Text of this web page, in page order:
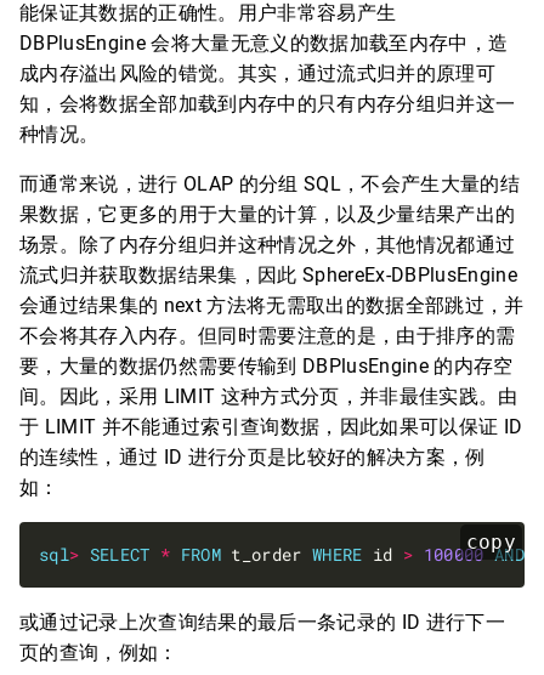
能保证其数据的正确性。用户非常容易产生
DBPlusEngine 会将大量无意义的数据加载至内存中，造
成内存溢出风险的错觉。其实，通过流式归并的原理可
知，会将数据全部加载到内存中的只有内存分组归并这一
种情况。
而通常来说，进行 OLAP 的分组 SQL，不会产生大量的结
果数据，它更多的用于大量的计算，以及少量结果产出的
场景。除了内存分组归并这种情况之外，其他情况都通过
流式归并获取数据结果集，因此 SphereEx-DBPlusEngine
会通过结果集的 next 方法将无需取出的数据全部跳过，并
不会将其存入内存。但同时需要注意的是，由于排序的需
要，大量的数据仍然需要传输到 DBPlusEngine 的内存空
间。因此，采用 LIMIT 这种方式分页，并非最佳实践。由
于 LIMIT 并不能通过索引查询数据，因此如果可以保证 ID
的连续性，通过 ID 进行分页是比较好的解决方案，例
如：
copy
sql> SELECT * FROM t_order WHERE id > 100000 AND
或通过记录上次查询结果的最后一条记录的 ID 进行下一
页的查询，例如：